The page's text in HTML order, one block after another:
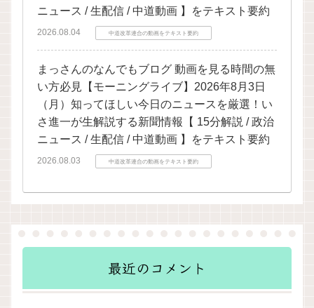
ニュース / 生配信 / 中道動画 】をテキスト要約
2026.08.04 中道改革連合の動画をテキスト要約
まっさんのなんでもブログ 動画を見る時間の無
い方必見【モーニングライブ】2026年8月3日
（月）知ってほしい今日のニュースを厳選！い
さ進一が生解説する新聞情報【 15分解説 / 政治
ニュース / 生配信 / 中道動画 】をテキスト要約
2026.08.03 中道改革連合の動画をテキスト要約
最近のコメント